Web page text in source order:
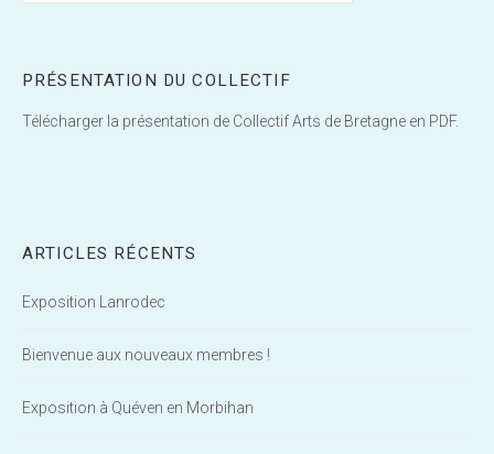
PRÉSENTATION DU COLLECTIF
Télécharger la présentation de Collectif Arts de Bretagne en PDF.
ARTICLES RÉCENTS
Exposition Lanrodec
Bienvenue aux nouveaux membres !
Exposition à Quéven en Morbihan